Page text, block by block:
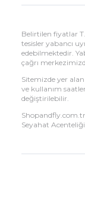
Belirtilen fiyatlar
tesisler yabancı
edebilmektedir.
çağrı
Sitemizde yer
ve kullanım
değiştirilebilir.
Seyahat